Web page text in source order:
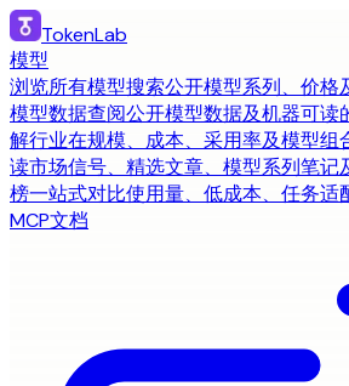
TokenLab
模型
浏览所有模型搜索公开模型系列、价格
模型数据查阅公开模型数据及机器可读
解行业在规模、成本、采用率及模型组
读市场信号、精选文章、模型系列笔记
榜一站式对比使用量、低成本、任务适
MCP文档